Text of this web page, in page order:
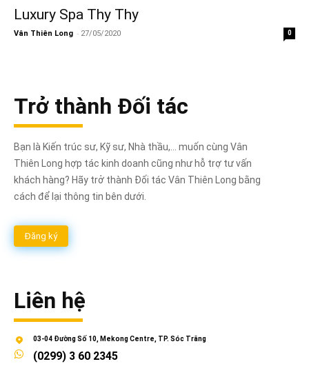
Luxury Spa Thy Thy
Vân Thiên Long - 27/05/2020 0
Trở thành Đối tác
Bạn là Kiến trúc sư, Kỹ sư, Nhà thầu,... muốn cùng Vân
Thiên Long hợp tác kinh doanh cũng như hỗ trợ tư vấn
khách hàng? Hãy trở thành Đối tác Vân Thiên Long bằng
cách để lại thông tin bên dưới.
Đăng ký
Liên hệ
03-04 Đường Số 10, Mekong Centre, TP. Sóc Trăng
(0299) 3 60 2345